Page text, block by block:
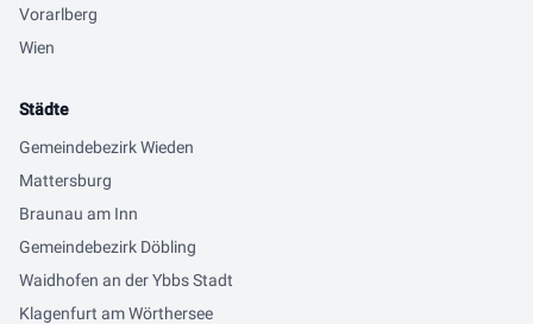
Vorarlberg
Wien
Städte
Gemeindebezirk Wieden
Mattersburg
Braunau am Inn
Gemeindebezirk Döbling
Waidhofen an der Ybbs Stadt
Klagenfurt am Wörthersee